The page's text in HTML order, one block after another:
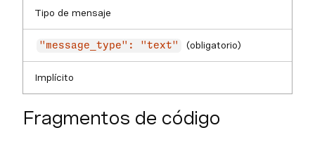
Tipo de mensaje
"message_type": "text" (obligatorio)
Implícito
Fragmentos de código